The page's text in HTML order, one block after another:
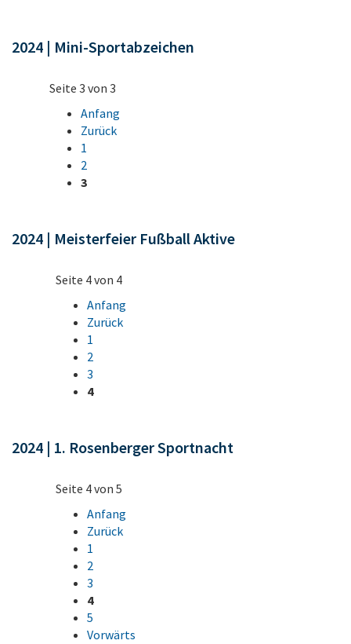
2024 | Mini-Sportabzeichen
Seite 3 von 3
Anfang
Zurück
1
2
3
2024 | Meisterfeier Fußball Aktive
Seite 4 von 4
Anfang
Zurück
1
2
3
4
2024 | 1. Rosenberger Sportnacht
Seite 4 von 5
Anfang
Zurück
1
2
3
4
5
Vorwärts